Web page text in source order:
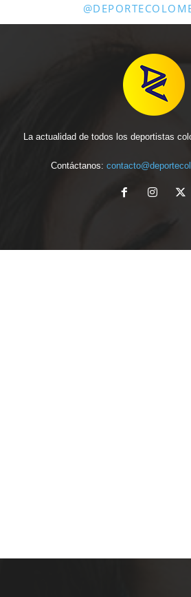
La actualidad de todos los deportistas
Contáctanos: